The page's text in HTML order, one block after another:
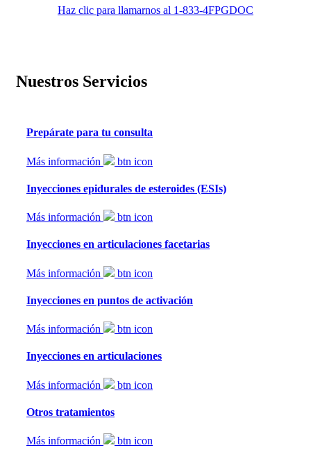
Haz clic para llamarnos al 1-833-4FPGDOC
Nuestros Servicios
Prepárate para tu consulta
Más información btn icon
Inyecciones epidurales de esteroides (ESIs)
Más información btn icon
Inyecciones en articulaciones facetarias
Más información btn icon
Inyecciones en puntos de activación
Más información btn icon
Inyecciones en articulaciones
Más información btn icon
Otros tratamientos
Más información btn icon